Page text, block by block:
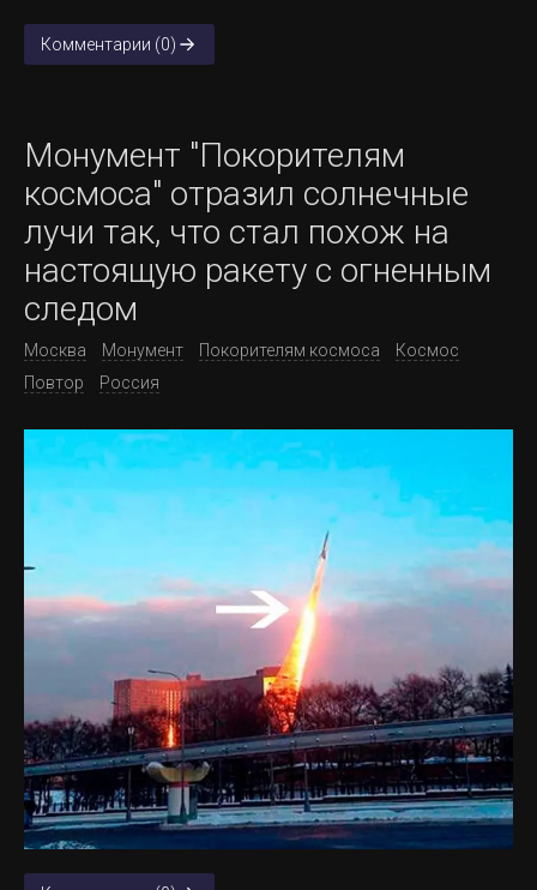
Комментарии (0)
Монумент "Покорителям
космоса" отразил солнечные
лучи так, что стал похож на
настоящую ракету с огненным
следом
Москва Монумент Покорителям космоса
Космос
Повтор
Россия